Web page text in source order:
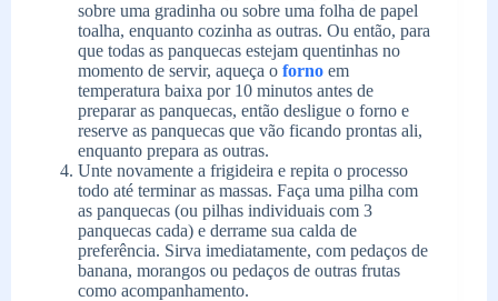
sobre uma gradinha ou sobre uma folha de papel
toalha, enquanto cozinha as outras. Ou então, para
que todas as panquecas estejam quentinhas no
momento de servir, aqueça o forno em
temperatura baixa por 10 minutos antes de
preparar as panquecas, então desligue o forno e
reserve as panquecas que vão ficando prontas ali,
enquanto prepara as outras.
Unte novamente a frigideira e repita o processo
todo até terminar as massas. Faça uma pilha com
as panquecas (ou pilhas individuais com 3
panquecas cada) e derrame sua calda de
preferência. Sirva imediatamente, com pedaços de
banana, morangos ou pedaços de outras frutas
como acompanhamento.